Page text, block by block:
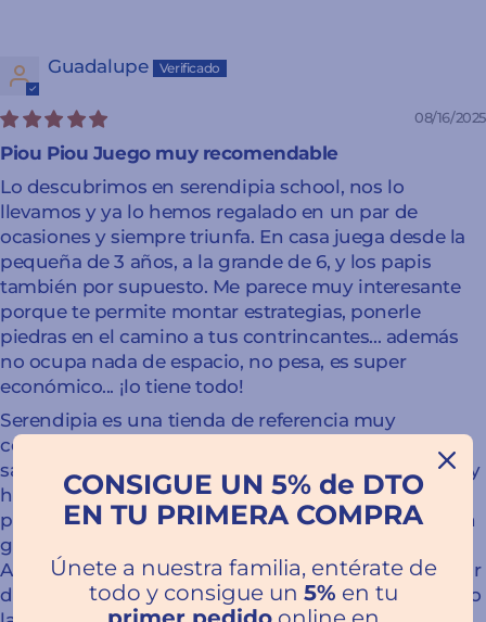
Guadalupe
08/16/2025
Piou Piou Juego muy recomendable
Lo descubrimos en serendipia school, nos lo
llevamos y ya lo hemos regalado en un par de
ocasiones y siempre triunfa. En casa juega desde la
pequeña de 3 años, a la grande de 6, y los papis
también por supuesto. Me parece muy interesante
porque te permite montar estrategias, ponerle
piedras en el camino a tus contrincantes... además
no ocupa nada de espacio, no pesa, es super
económico... ¡lo tiene todo!
Serendipia es una tienda de referencia muy
completa, que sabe asesorarte porque se nota que
saben de lo que hablan; porque también son papis y
han jugado a esos juegos, han leído esos libros, han
probado lo que te están vendiendo... ; porque tienen
gusto y tienen iniciativa.. y los que vivimos en
Almería lo sabemos yvtenenos la suerte de participar
de ello (cuentacuentos, pintacaras, actividades como
CONSIGUE UN 5% de DTO
EN TU PRIMERA COMPRA
Únete a nuestra familia, entérate de
todo y consigue un 5% en tu